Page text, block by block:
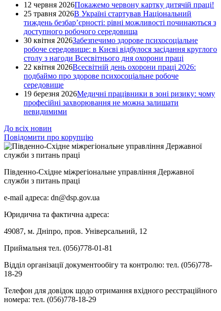
12 червня 2026Покажемо червону картку дитячій праці!
25 травня 2026В Україні стартував Національний
тиждень безбар’єрності: рівні можливості починаються з
доступного робочого середовища
30 квітня 2026Забезпечимо здорове психосоціальне
робоче середовище: в Києві відбулося засідання круглого
столу з нагоди Всесвітнього дня охорони праці
22 квітня 2026Всесвітній день охорони праці 2026:
подбаймо про здорове психосоціальне робоче
середовище
19 березня 2026Медичні працівники в зоні ризику: чому
професійні захворювання не можна залишати
невидимими
До всіх новин
Повідомити про корупцію
Південно-Східне міжрегіональне управління Державної
служби з питань праці
e-mail адреса: dn@dsp.gov.ua
Юридична та фактична адреса:
49087, м. Дніпро, пров. Універсальний, 12
Приймальня тел. (056)778-01-81
Відділ організації документообігу та контролю: тел. (056)778-
18-29
Телефон для довідок щодо отримання вхідного реєстраційного
номера: тел. (056)778-18-29